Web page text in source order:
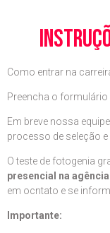
Como entrar na
Preencha o
Em breve nossa
processo de seleção
O teste de fotogenia
presencial na
em ocntato e se
Importante: